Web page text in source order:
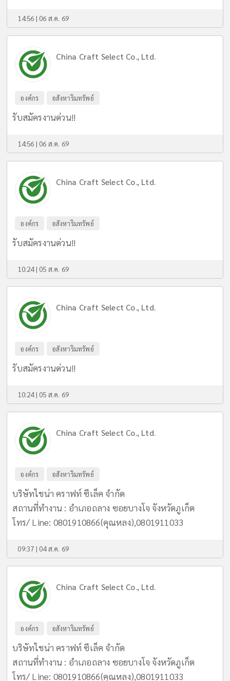
14:56 | 06 ส.ค. 69
China Craft Select Co., Ltd.
องค์กร อสังหาริมทรัพย์
รับสมัครงานด่วน!!
14:56 | 06 ส.ค. 69
China Craft Select Co., Ltd.
องค์กร อสังหาริมทรัพย์
รับสมัครงานด่วน!!
10:24 | 05 ส.ค. 69
China Craft Select Co., Ltd.
องค์กร อสังหาริมทรัพย์
รับสมัครงานด่วน!!
10:24 | 05 ส.ค. 69
China Craft Select Co., Ltd.
องค์กร อสังหาริมทรัพย์
บริษัทไชน่า คราฟท์ ซีเล็ค จำกัด
สถานที่ทำงาน : อำเภอถลาง ซอยบางโจ จังหวัดภูเก็ต
โทร/ Line: 0801910866(คุณหลง),0801911033
09:37 | 04 ส.ค. 69
China Craft Select Co., Ltd.
องค์กร อสังหาริมทรัพย์
บริษัทไชน่า คราฟท์ ซีเล็ค จำกัด
สถานที่ทำงาน : อำเภอถลาง ซอยบางโจ จังหวัดภูเก็ต
โทร/ Line: 0801910866(คุณหลง),0801911033